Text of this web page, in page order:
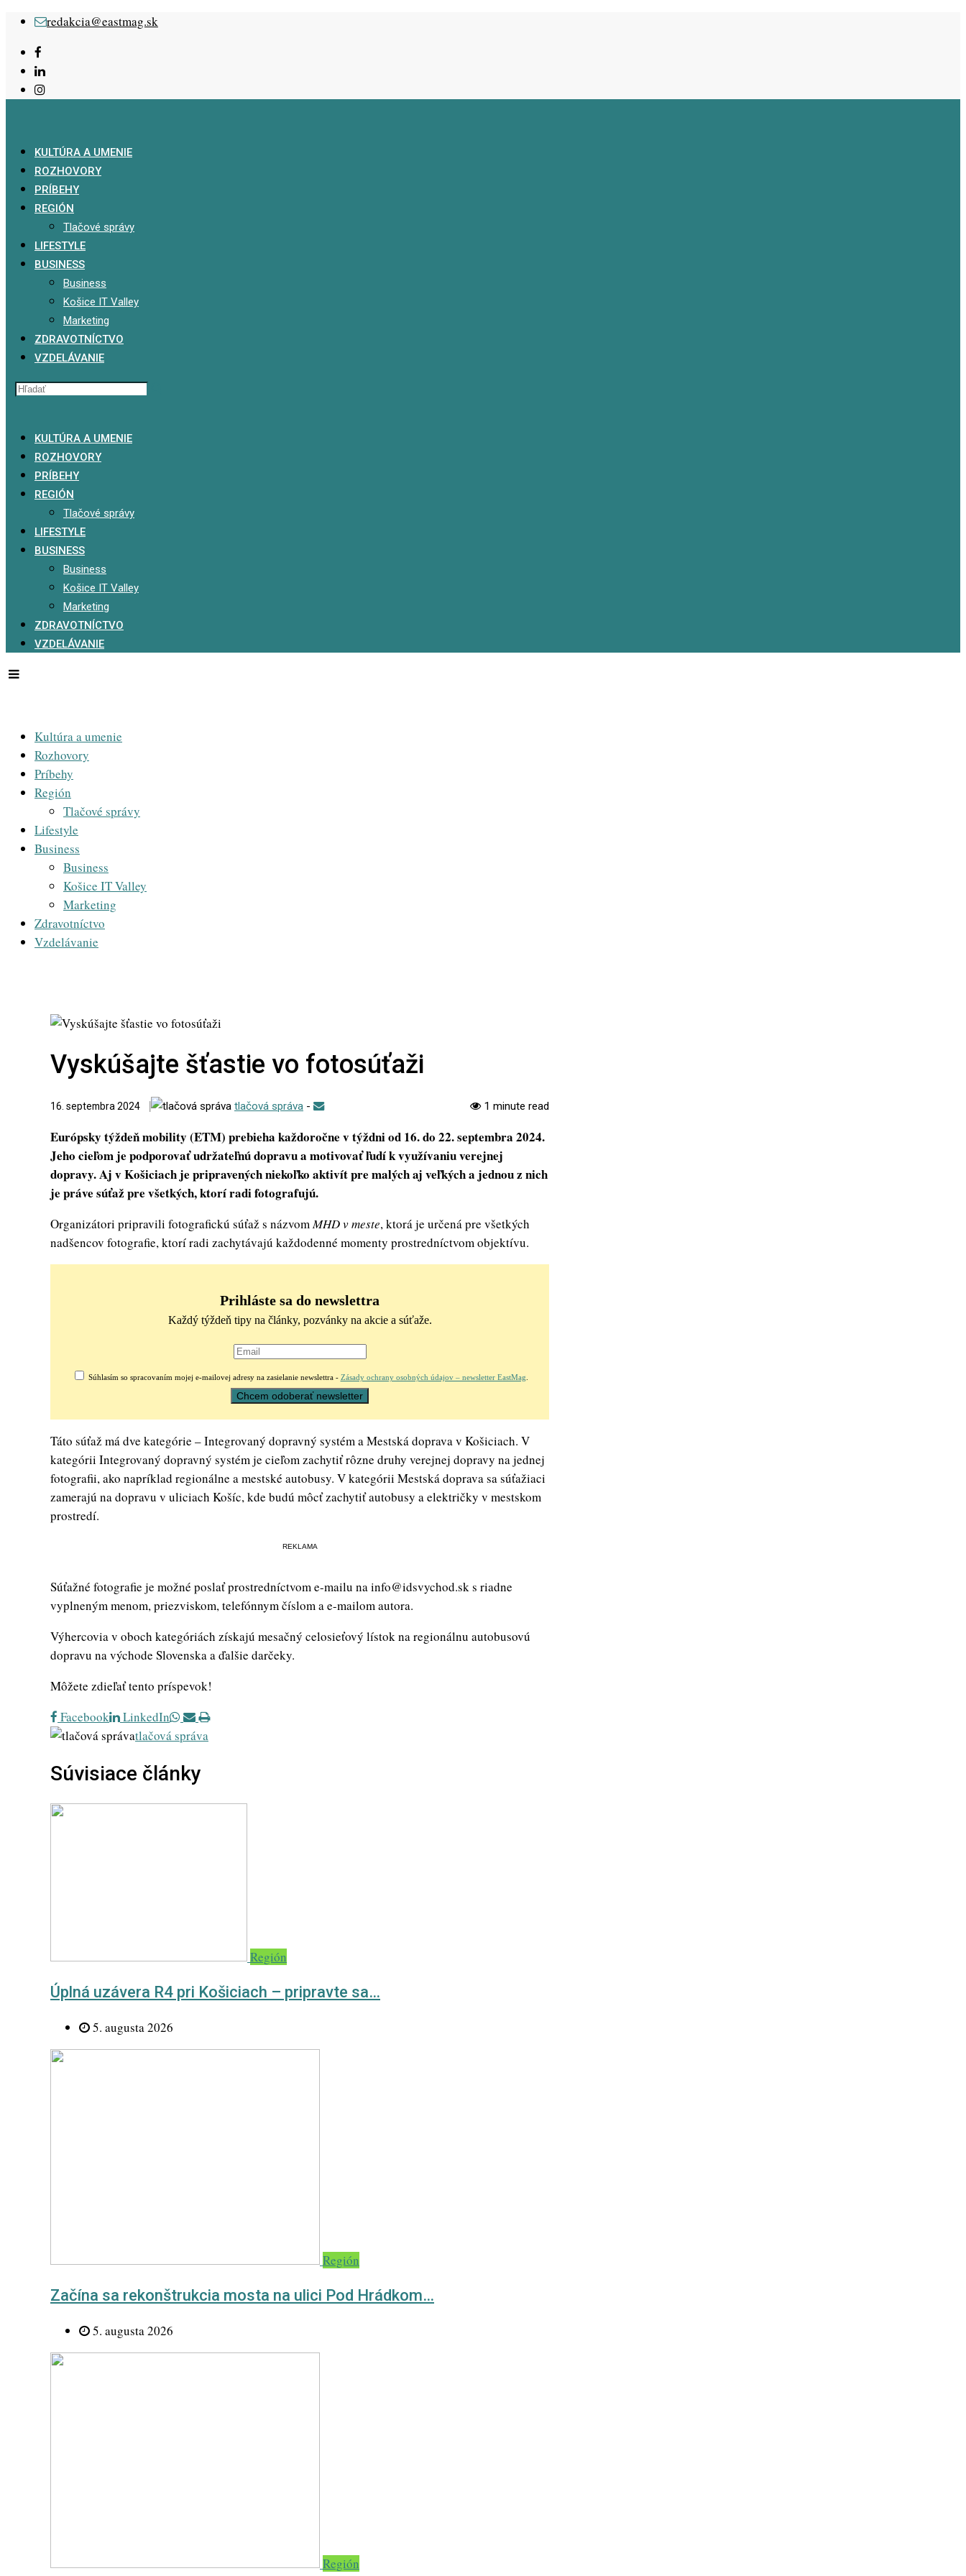
Skip
content
redakcia@eastmag.sk
KULTÚRA A UMENIE
ROZHOVORY
PRÍBEHY
REGIÓN
Tlačové správy
LIFESTYLE
BUSINESS
Business
Košice IT Valley
Marketing
ZDRAVOTNÍCTVO
VZDELÁVANIE
KULTÚRA A UMENIE
ROZHOVORY
PRÍBEHY
REGIÓN
Tlačové správy
LIFESTYLE
BUSINESS
Business
Košice IT Valley
Marketing
ZDRAVOTNÍCTVO
VZDELÁVANIE
Kultúra a umenie
Rozhovory
Príbehy
Región
Tlačové správy
Lifestyle
Business
Business
Košice IT Valley
Marketing
Zdravotníctvo
Vzdelávanie
Vyskúšajte šťastie vo fotosúťaži
16. septembra 2024 tlačová správa - 1 minute read
Európsky týždeň mobility (ETM) prebieha každoročne v týždni od 16. do 22. septembra 2024.
Jeho cieľom je podporovať udržateľnú dopravu a motivovať ľudí k využívaniu verejnej
dopravy. Aj v Košiciach je pripravených niekoľko aktivít pre malých aj veľkých a jednou z nich
je práve súťaž pre všetkých, ktorí radi fotografujú.
Organizátori pripravili fotografickú súťaž s názvomMHD v meste, ktorá je určená pre všetkých
nadšencov fotografie, ktorí radi zachytávajú každodenné momenty prostredníctvom objektívu.
Prihláste sa do newslettra
Každý týždeň tipy na články, pozvánky na akcie a súťaže.
Súhlasím so spracovaním mojej e-mailovej adresy na zasielanie newslettra - Zásady ochrany osobných údajov – newsletter EastMag
Táto súťaž má dve kategórie – Integrovaný dopravný systém a Mestská doprava v Košiciach. V
kategórii Integrovaný dopravný systém je cieľom zachytiť rôzne druhy verejnej dopravy na jednej
fotografii, ako napríklad regionálne a mestské autobusy. V kategórii Mestská doprava sa súťažiaci
zamerajú na dopravu v uliciach Košíc, kde budú môcť zachytiť autobusy a električky v mestskom
prostredí.
REKLAMA
Súťažné fotografie je možné poslať prostredníctvom e-mailu na info@idsvychod.sk s riadne
vyplneným menom, priezviskom, telefónnym číslom a e-mailom autora.
Výhercovia v oboch kategóriách získajú mesačný celosieťový lístok na regionálnu autobusovú
dopravu na východe Slovenska a ďalšie darčeky.
Môžete zdieľať tento príspevok!
Facebook
LinkedIn Whatsapp
Share
via
Print
tlačová správa
Súvisiace články
Región
Úplná uzávera R4 pri Košiciach – pripravte sa…
5. augusta 2026
Región
Začína sa rekonštrukcia mosta na ulici Pod Hrádkom…
5. augusta 2026
Región